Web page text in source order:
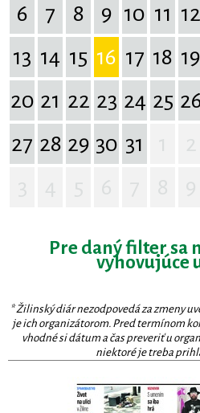
6
7 8 9 10 11 12
13 14 15 16 17 18 19
20 21 22 23 24 25
27 28 29 30 31
Pre daný filter sa
vyhovujúce
* Žilinský diár nezodpovedá za zmeny
je ich organizátorom. Pred termínom
vhodné si dátum a čas preveriť u
niektoré je treba